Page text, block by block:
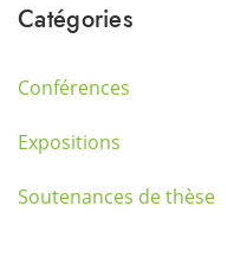
Catégories
Conférences
Expositions
Soutenances de thèse